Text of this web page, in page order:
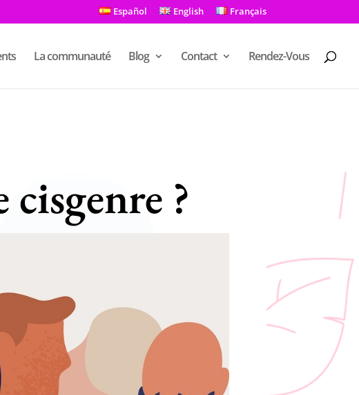
Español English Français
La communauté Blog Contact Rendez-Vous
cisgenre ?